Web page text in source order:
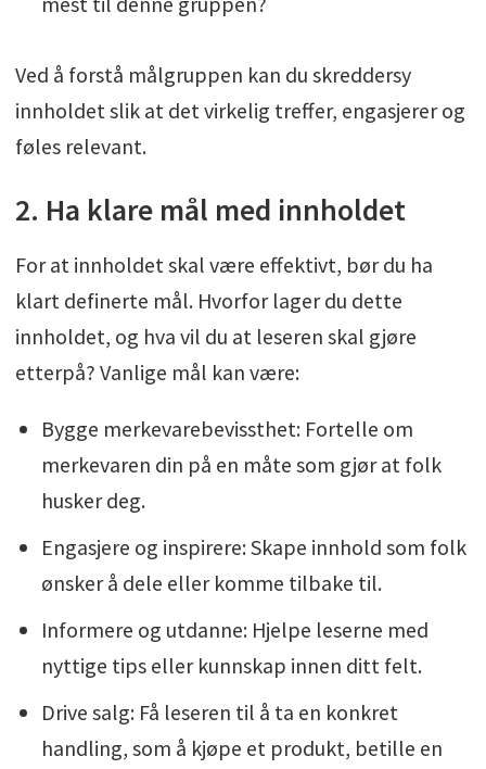
Ved å forstå målgruppen kan du skreddersy
innholdet slik at det virkelig treffer, engasjerer og
føles relevant.
2. Ha klare mål med innholdet
For at innholdet skal være effektivt, bør du ha
klart definerte mål. Hvorfor lager du dette
innholdet, og hva vil du at leseren skal gjøre
etterpå? Vanlige mål kan være:
Bygge merkevarebevissthet: Fortelle om
merkevaren din på en måte som gjør at folk
husker deg.
Engasjere og inspirere: Skape innhold som folk
ønsker å dele eller komme tilbake til.
Informere og utdanne: Hjelpe leserne med
nyttige tips eller kunnskap innen ditt felt.
Drive salg: Få leseren til å ta en konkret
handling, som å kjøpe et produkt, betille en